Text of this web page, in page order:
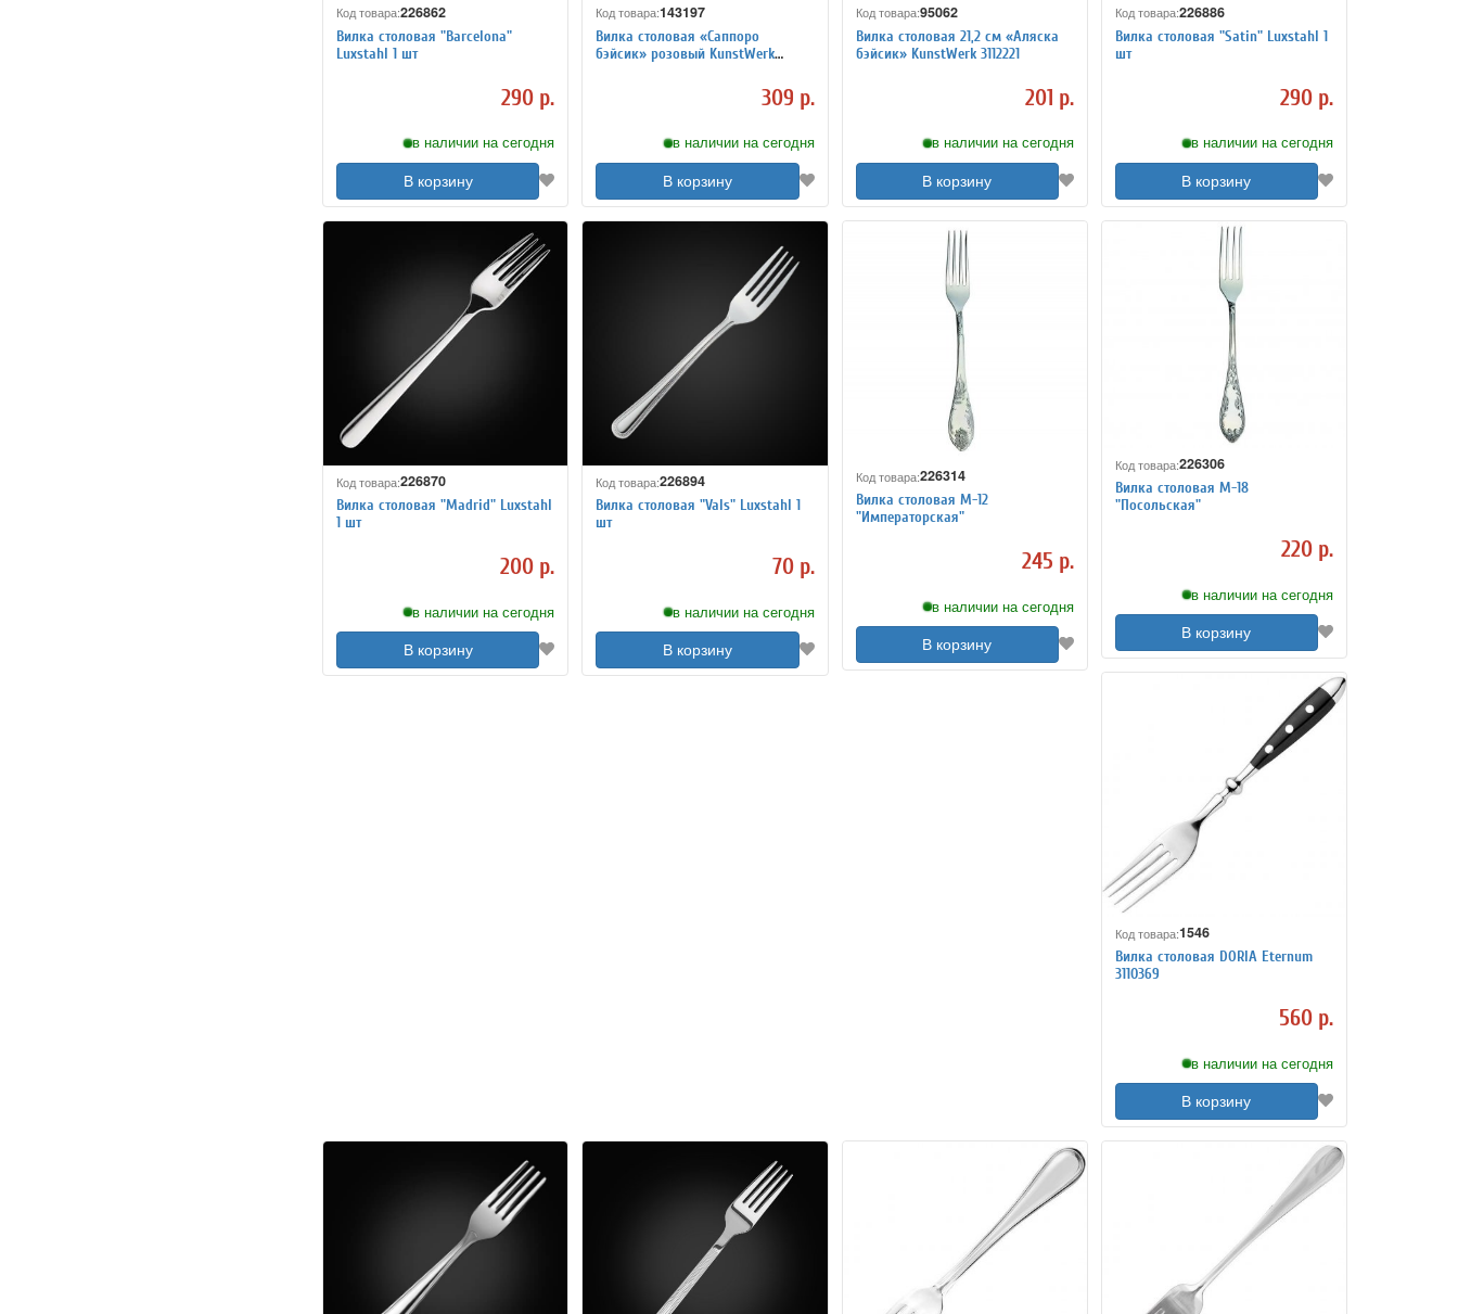
Код товара:226862
Вилка столовая "Barcelona"
Luxstahl 1 шт
290 р.
в наличии на сегодня
В корзину
Код товара:143197
Вилка столовая «Саппоро
бэйсик» розовый KunstWerk
309 р.
в наличии на сегодня
В корзину
Код товара:95062
Вилка столовая 21,2 см «Аляска
бэйсик» KunstWerk 3112221
201 р.
в наличии на сегодня
В корзину
Код товара:226886
Вилка столовая "Satin" Luxstahl 1
шт
290 р.
в наличии на сегодня
В корзину
Код товара:226870
Вилка столовая "Madrid" Luxstahl
1 шт
200 р.
в наличии на сегодня
В корзину
Код товара:226894
Вилка столовая "Vals" Luxstahl 1
шт
70 р.
в наличии на сегодня
В корзину
Код товара:226314
Вилка столовая М-12
"Императорская"
245 р.
в наличии на сегодня
В корзину
Код товара:226306
Вилка столовая М-18
"Посольская"
220 р.
в наличии на сегодня
В корзину
Код товара:1546
Вилка столовая DORIA Eternum
3110369
560 р.
в наличии на сегодня
В корзину